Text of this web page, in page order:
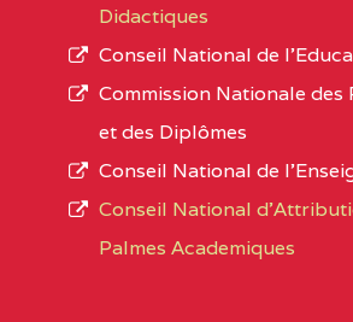
Région Noms
ADAMAOUA
ADAMAOUA
suit :
1950
895 CES dont 86
1055 Lycées dont
72 établissements
1358 établissements
Didactiques
Conseil National de
Commission Nationale des
et des Diplômes
Conseil National de
Conseil National
Palmes Academiques